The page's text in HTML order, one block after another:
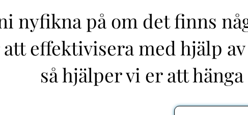
nyfikna på om det finns
effektivisera med hjälp
så hjälper vi er att